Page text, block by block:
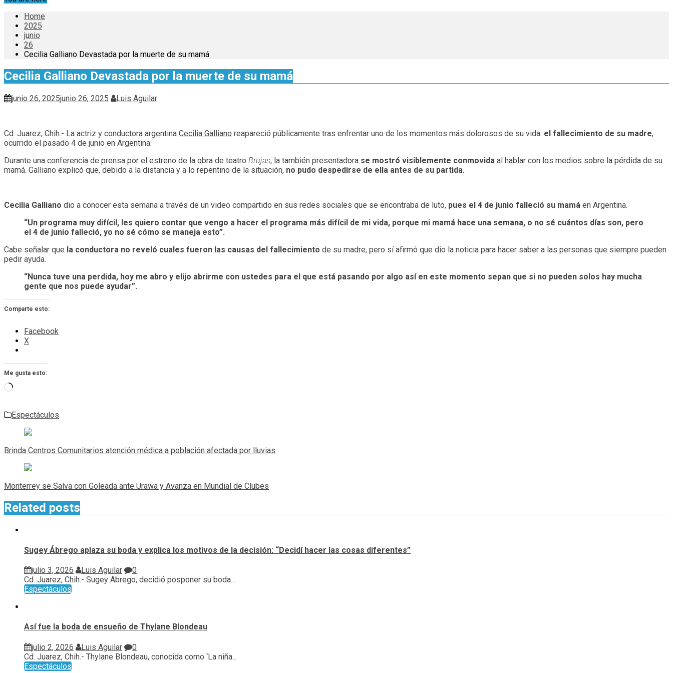
Home
2025
junio
26
Cecilia Galliano Devastada por la muerte de su mamá
Cecilia Galliano Devastada por la muerte de su mamá
junio 26, 2025junio 26, 2025 Luis Aguilar
Cd. Juarez, Chih.- La actriz y conductora argentina Cecilia Galliano reapareció públicamente tras enfrentar uno de los momentos más dolorosos de su vida: el fallecimiento de su madre,
ocurrido el pasado 4 de junio en Argentina.
Durante una conferencia de prensa por el estreno de la obra de teatro Brujas, la también presentadora se mostró visiblemente conmovida al hablar con los medios sobre la pérdida de su
mamá. Galliano explicó que, debido a la distancia y a lo repentino de la situación, no pudo despedirse de ella antes de su partida.
Cecilia Galliano dio a conocer esta semana a través de un video compartido en sus redes sociales que se encontraba de luto, pues el 4 de junio falleció su mamá en Argentina.
“Un programa muy difícil, les quiero contar que vengo a hacer el programa más difícil de mi vida, porque mi mamá hace una semana, o no sé cuántos días son, pero
el 4 de junio falleció, yo no sé cómo se maneja esto”.
Cabe señalar que la conductora no reveló cuales fueron las causas del fallecimiento de su madre, pero sí afirmó que dio la noticia para hacer saber a las personas que siempre pueden
pedir ayuda.
“Nunca tuve una perdida, hoy me abro y elijo abrirme con ustedes para el que está pasando por algo así en este momento sepan que si no pueden solos hay mucha
gente que nos puede ayudar”.
Comparte esto:
Facebook
X
Me gusta esto:
Cargando...
Espectáculos
Navegación
de
entradas
Brinda Centros Comunitarios atención médica a población afectada por lluvias
Monterrey se Salva con Goleada ante Urawa y Avanza en Mundial de Clubes
Related posts
Sugey Ábrego aplaza su boda y explica los motivos de la decisión: “Decidí hacer las cosas diferentes”
julio 3, 2026 Luis Aguilar
0
Cd. Juarez, Chih.- Sugey Abrego, decidió posponer su boda...
Espectáculos
Así fue la boda de ensueño de Thylane Blondeau
julio 2, 2026 Luis Aguilar
0
Cd. Juarez, Chih.- Thylane Blondeau, conocida como ‘La niña...
Espectáculos